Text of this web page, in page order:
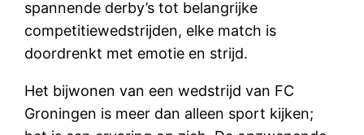
spannende derby’s tot belangrijke
competitiewedstrijden, elke match is
doordrenkt met emotie en strijd.
Het bijwonen van een wedstrijd van FC
Groningen is meer dan alleen sport kijken;